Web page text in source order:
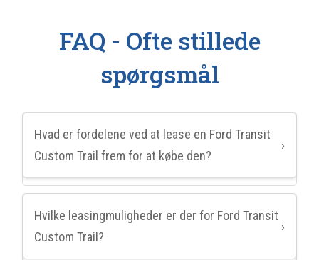
FAQ - Ofte stillede
spørgsmål
Hvad er fordelene ved at lease en Ford Transit
Custom Trail frem for at købe den?
›
Hvilke leasingmuligheder er der for Ford Transit
Custom Trail?
›